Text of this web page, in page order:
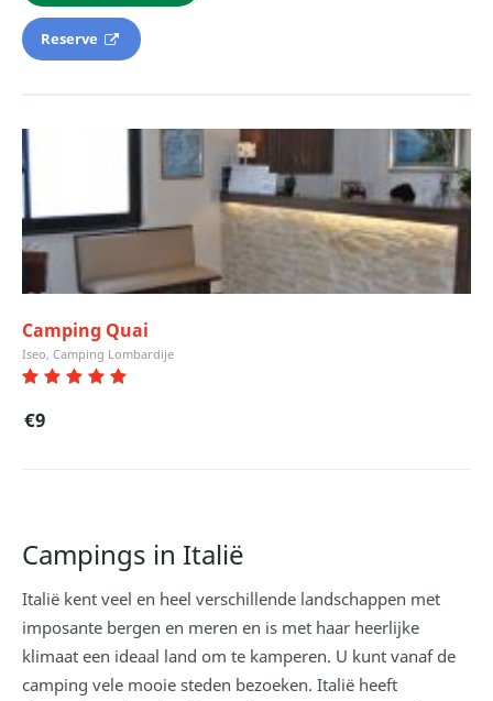
Reserve
Camping Quai
Iseo, Camping Lombardije
€9
Campings in Italië
Italië kent veel en heel verschillende landschappen met
imposante bergen en meren en is met haar heerlijke
klimaat een ideaal land om te kamperen. U kunt vanaf de
camping vele mooie steden bezoeken. Italië heeft